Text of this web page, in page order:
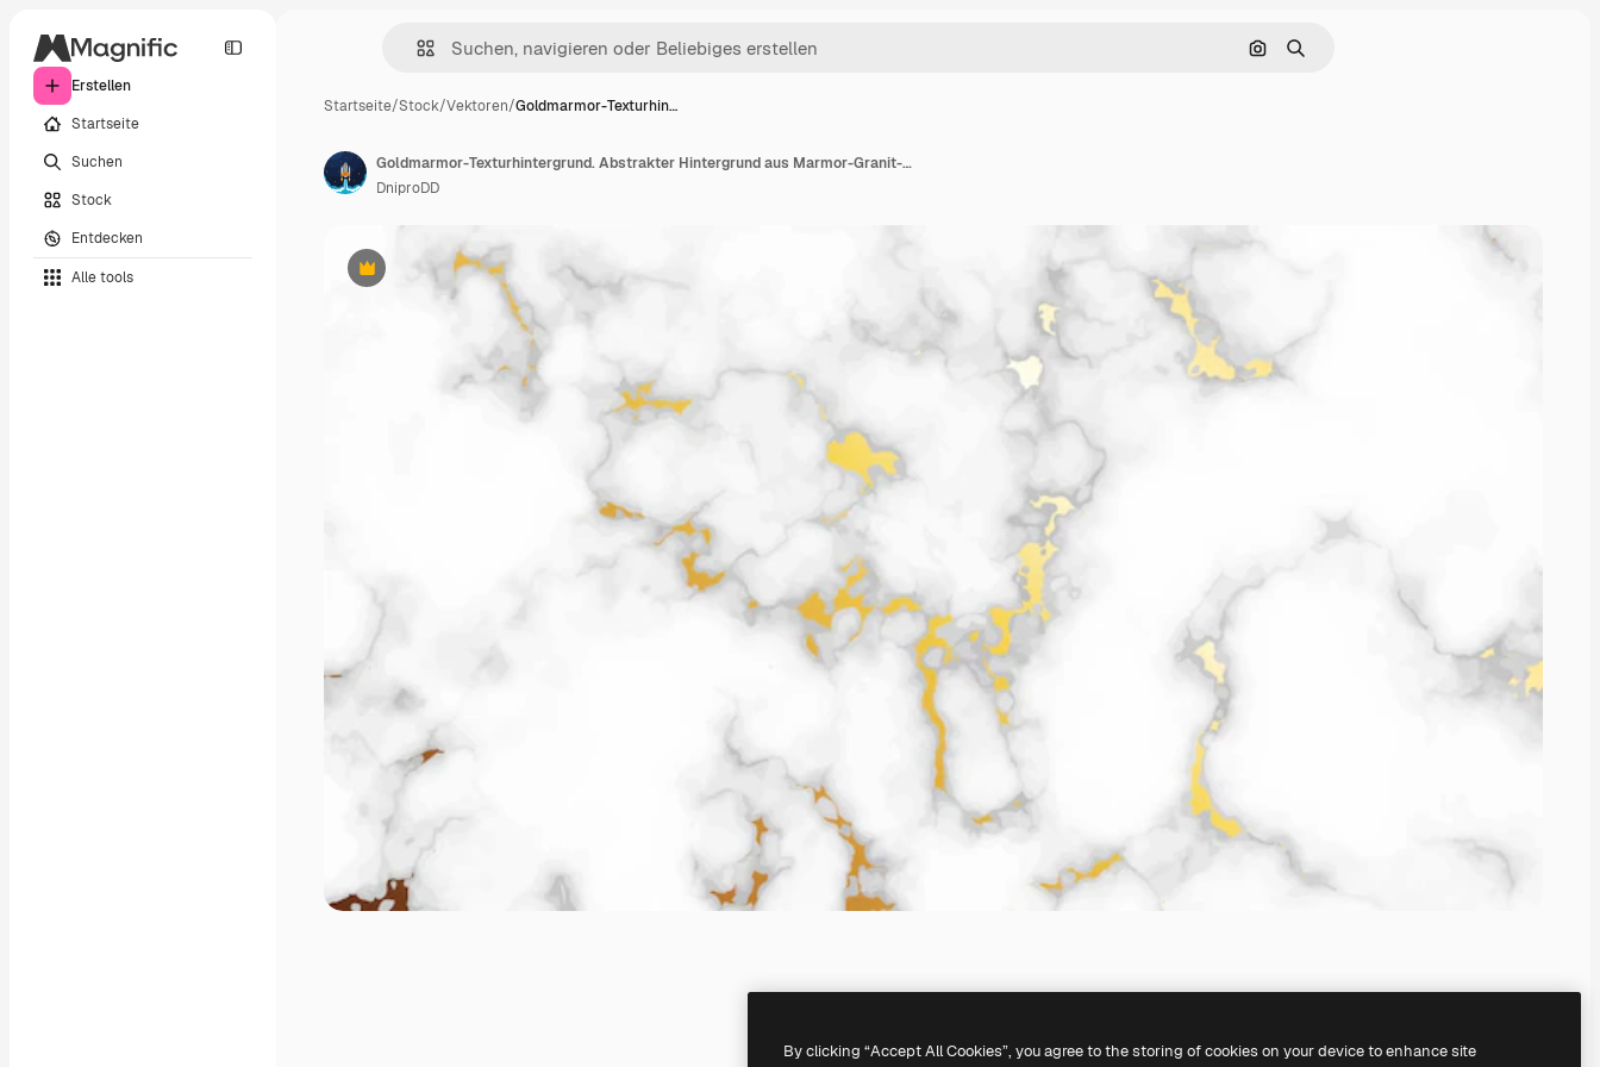
Erstellen
Startseite
Suchen
Stock
Entdecken
Alle tools
Nach Bild suchen
Suchen
Startseite/Stock/Vektoren/Goldmarmor-Texturhin…
Premium
Goldmarmor-Texturhintergrund. Abstrakter Hintergrund aus Marmor-Granit-Stein. Vektorillustration
DniproDD
By clicking “Accept All Cookies”, you agree to the storing of cookies on your device to enhance site